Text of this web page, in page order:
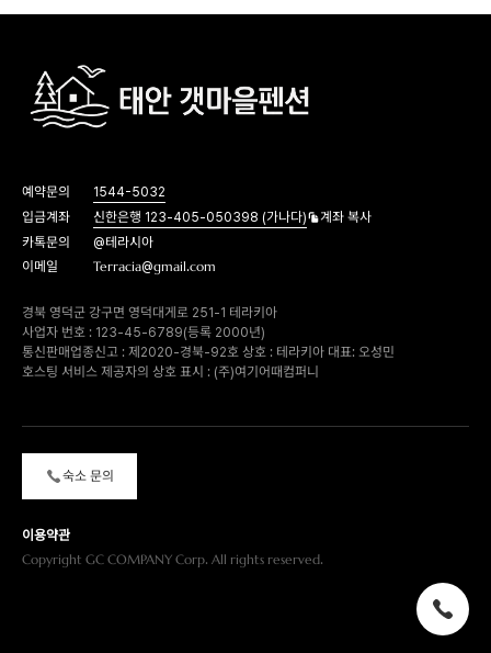
예약문의
1544-5032
입금계좌
신한은행 123-405-050398 (가나다)
계좌 복사
카톡문의
@테라시아
이메일
Terracia@gmail.com
경북 영덕군 강구면 영덕대게로 251-1 테라키아
사업자 번호 : 123-45-6789(등록 2000년)
통신판매업종신고 : 제2020-경북-92호 상호 : 테라키아 대표: 오성민
호스팅 서비스 제공자의 상호 표시 : (주)여기어때컴퍼니
이용약관
Copyright GC COMPANY Corp. All rights reserved.
숙소 문의